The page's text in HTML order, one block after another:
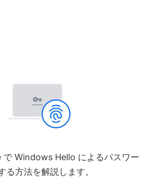
Windows Hello によるパスワー
る方法を解説します。